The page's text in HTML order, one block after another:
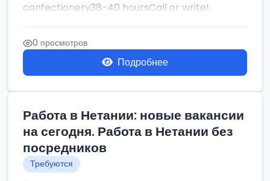
confectionery38-40 hoursCall or write!
0 просмотров
Подробнее
Работа в Нетании: новые вакансии
на сегодня. Работа в Нетании без
посредников
Требуются